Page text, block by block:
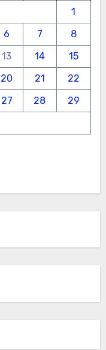
1
6 7
8
13 14
15
20 21
22
27 28
29